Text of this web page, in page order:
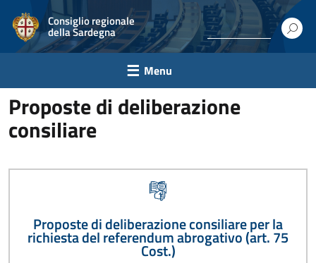
Consiglio regionale
della Sardegna
Menu
Proposte di deliberazione
consiliare
Proposte di deliberazione consiliare per la
richiesta del referendum abrogativo (art. 75
Cost.)